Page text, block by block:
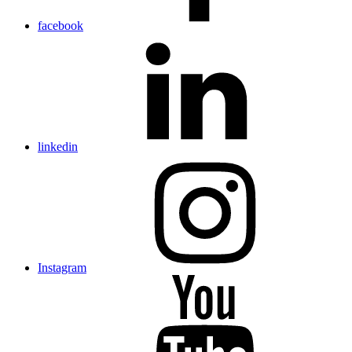
facebook
linkedin
Instagram